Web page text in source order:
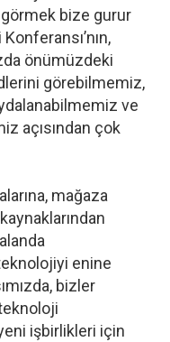
görmek bize gurur
önümüzdeki
görebilmemiz,
ve
açısından çok
mağaza
enine
bizler
işbirlikleri için